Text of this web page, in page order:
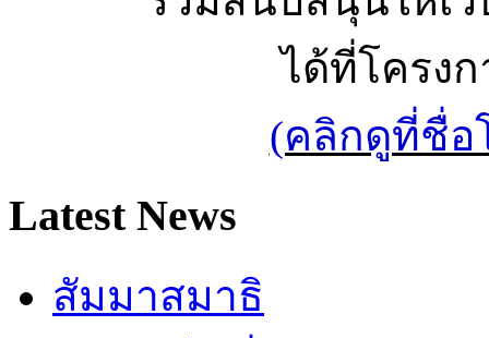
ได้ที่โครง
(คลิกดูที่ชื่อ
Latest News
สัมมาสมาธิ